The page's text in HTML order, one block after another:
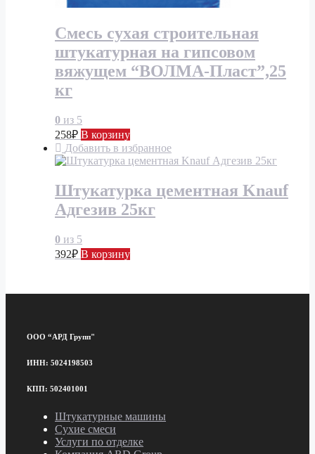
Смесь сухая строительная
штукатурная на гипсовом
вяжущем “ВОЛМА-Пласт”,25
кг
0 из 5
258₽ В корзину
Добавить в избранное
Штукатурка цементная Knauf
Адгезив 25кг
0 из 5
392₽ В корзину
ООО “АРД Групп"
ИНН: 5024198503
КПП: 502401001
Штукатурные машины
Сухие смеси
Услуги по отделке